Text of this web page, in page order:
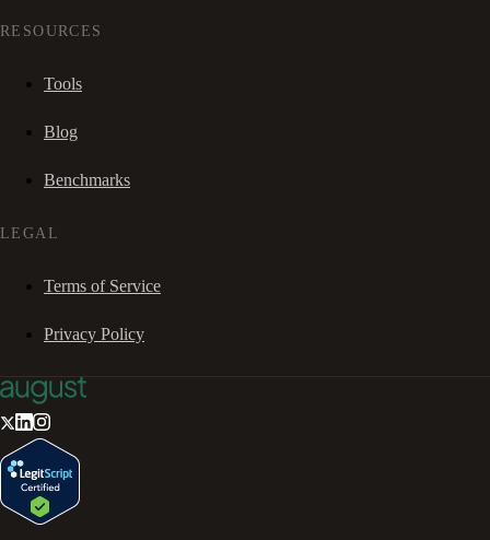
RESOURCES
Tools
Blog
Benchmarks
LEGAL
Terms of Service
Privacy Policy